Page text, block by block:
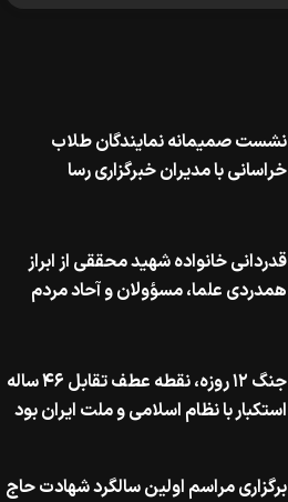
نشست صمیمانه نمایندگان طلاب
خراسانی با مدیران خبرگزاری رسا
قدردانی خانواده شهید محققی از ابراز
همدردی علما، مسؤولان و آحاد مردم
جنگ ۱۲ روزه، نقطه عطف تقابل ۴۶ ساله
استکبار با نظام اسلامی و ملت ایران بود
برگزاری مراسم اولین سالگرد شهادت حاج